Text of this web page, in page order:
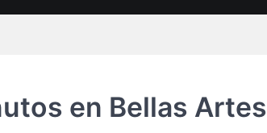
en Bellas Artes